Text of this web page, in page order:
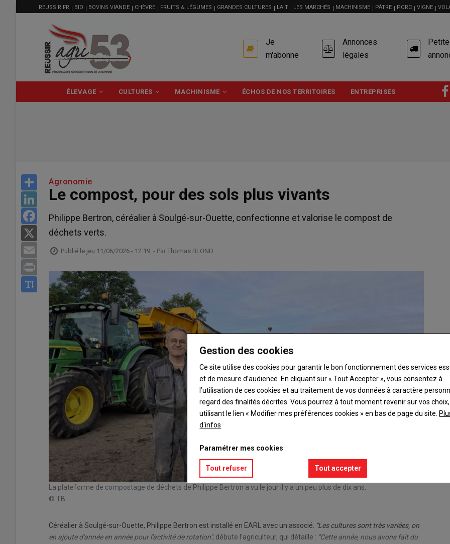
MENU
FILIÈRE
REUSSIR.FR BIO BOVINS VIANDE CHÈVRE FRUITS & LÉGUMES GRANDES CULTURES LAIT LES MARCHÉS MACHINISME PÂTRE PORC VIGNE
USER
ACCOUNT
MENU
Je
m'abonne
Annonces
légales
PRINCIPALE
ÉLEVAGE CULTURES MACHINISME ÉCHOS DE NOS TERRITOIRES ENTREPRISES
Share
LinkedIn
Facebook
Email
Agronomie
Le compost, pour des sols plus vivants
Philippe Bertron, céréalier à Soulgé-sur-Ouette, confectionne et valorise le compost de
déchets verts.
Publié le jeu 11/06/2026 - 12:19 - Par Thomas BLOND
La plateforme de compostage de déchets de Philippe Bertron a vu le jour il y a un peu plus de dix ans.
© TB
Céréalier à Soulgé-sur-Ouette, Philippe Bertron est installé en EARL avec un associé. "Les cultures sont très variées, on
en ajoute d'année en année pour l'activité de rotation", débute l'agriculteur, qui détaille : "Cette année, nous avons fait du
Gestion des cookies
Ce site utilise des cookies pour garantir le bon fonctionnement des services
et de mesure d’audience. En cliquant sur « Tout Accepter », vous consentez à
l’utilisation de ces cookies et au traitement de vos données à caractère
regard des finalités décrites. Vous pourrez à tout moment revenir sur vos
utilisant le lien « Modifier mes préférences cookies » en bas de page du site.
d'infos
Paramétrer mes cookies
Tout refuser Tout accepter